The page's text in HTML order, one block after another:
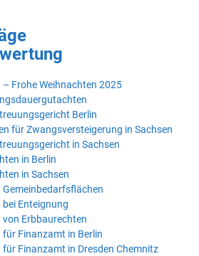
Frohe Weihnachten 2025
Berlin
für Zwangsversteigerung in Sachsen
in Sachsen
in Berlin
in Sachsen
Enteignung
Erbbaurechten
Finanzamt in Berlin
Finanzamt in Dresden Chemnitz